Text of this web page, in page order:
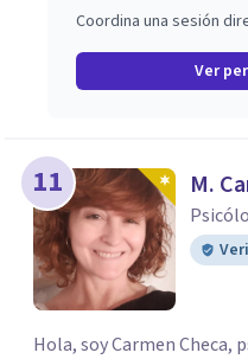
Coordina una sesión
Ver
11 M.
Hola, soy Carmen Checa,